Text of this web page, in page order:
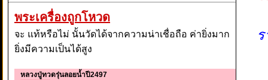
พระเครื่องถูกโหวด
จะ แท้หรือไม่ นั้นวัดได้จากความน่าเชื่อถือ ค่ายิ่งมาก
ยิ่งมีความเป็นได้สูง
หลวงปู่ทวดรุ่นลอยน้ำปี2497